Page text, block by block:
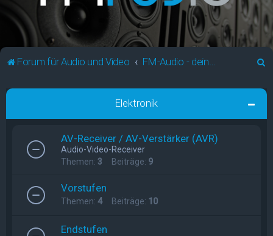
Forum für Audio und Video
c
Elektronik
AV-Receiver / AV-Verstärker (AVR)
Audio-Video-Receiver
Themen: 3 Beiträge: 9
Vorstufen
Themen: 4Beiträge: 10
Endstufen